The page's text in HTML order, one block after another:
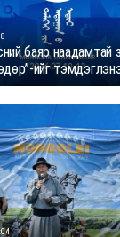
баяр наадамтай
ийг